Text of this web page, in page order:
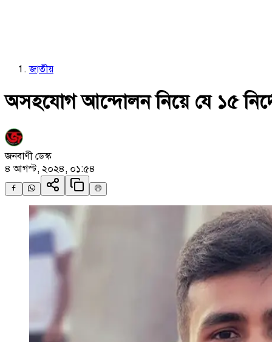
জাতীয়
অসহযোগ আন্দোলন নিয়ে যে ১৫
জনবাণী ডেস্ক
৪ আগস্ট, ২০২৪, ০১:৫৪